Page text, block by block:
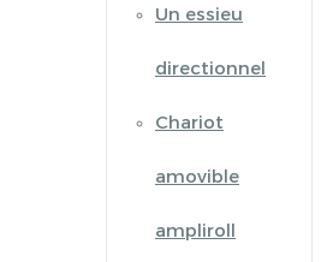
Un essieu
directionnel
Chariot
amovible
ampliroll